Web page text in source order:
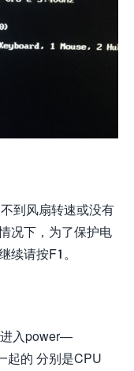
到风扇转速或没有
况下，为了保护电
续请按F1。
进入power—
起的 分别是CPU